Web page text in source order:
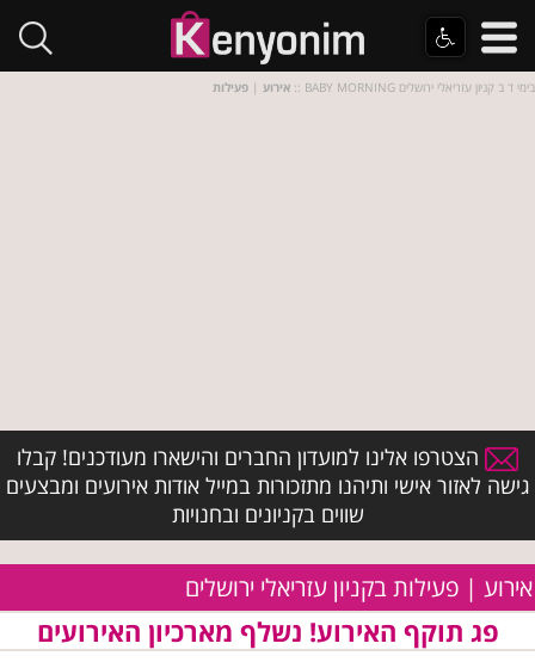
אירוע | פעילות :: BABY MORNING בימי ד ב קניון עזריאלי ירושלים
הצטרפו אלינו למועדון החברים והישארו מעודכנים! קבלו
גישה לאזור אישי ותיהנו מתזכורות במייל אודות אירועים ומבצעים
שווים בקניונים ובחנויות
אירוע | פעילות בקניון עזריאלי ירושלים
פג תוקף האירוע! נשלף מארכיון האירועים